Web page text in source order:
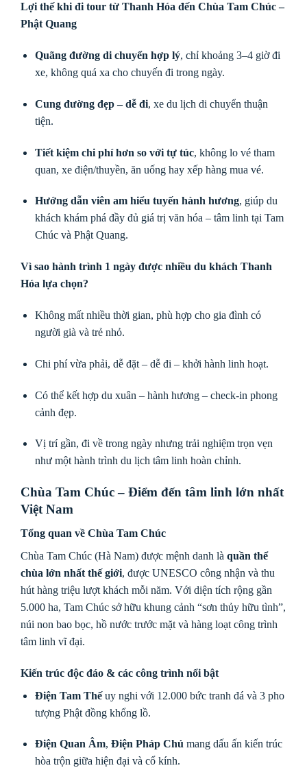
Lợi thế khi đi tour từ Thanh Hóa đến Chùa Tam Chúc –
Phật Quang
Quãng đường di chuyển hợp lý, chỉ khoảng 3–4 giờ đi
xe, không quá xa cho chuyến đi trong ngày.
Cung đường đẹp – dễ đi, xe du lịch di chuyển thuận
tiện.
Tiết kiệm chi phí hơn so với tự túc, không lo vé tham
quan, xe điện/thuyền, ăn uống hay xếp hàng mua vé.
Hướng dẫn viên am hiểu tuyến hành hương, giúp du
khách khám phá đầy đủ giá trị văn hóa – tâm linh tại Tam
Chúc và Phật Quang.
Vì sao hành trình 1 ngày được nhiều du khách Thanh
Hóa lựa chọn?
Không mất nhiều thời gian, phù hợp cho gia đình có
người già và trẻ nhỏ.
Chi phí vừa phải, dễ đặt – dễ đi – khởi hành linh hoạt.
Có thể kết hợp du xuân – hành hương – check-in phong
cảnh đẹp.
Vị trí gần, đi về trong ngày nhưng trải nghiệm trọn vẹn
như một hành trình du lịch tâm linh hoàn chỉnh.
Chùa Tam Chúc – Điểm đến tâm linh lớn nhất
Việt Nam
Tổng quan về Chùa Tam Chúc
Chùa Tam Chúc (Hà Nam) được mệnh danh là quần thể
chùa lớn nhất thế giới, được UNESCO công nhận và thu
hút hàng triệu lượt khách mỗi năm. Với diện tích rộng gần
5.000 ha, Tam Chúc sở hữu khung cảnh “sơn thủy hữu tình”,
núi non bao bọc, hồ nước trước mặt và hàng loạt công trình
tâm linh vĩ đại.
Kiến trúc độc đáo & các công trình nổi bật
Điện Tam Thếuy nghi với 12.000 bức tranh đá và 3 pho
tượng Phật đồng khổng lồ.
Điện Quan Âm, Điện Pháp Chủ mang dấu ấn kiến trúc
hòa trộn giữa hiện đại và cổ kính.